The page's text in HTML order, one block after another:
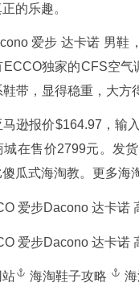
的乐趣。
爱步 达卡诺 男鞋
ECCO独家的CFS空
带，显得稳重，大方
马逊报价$164.97，输
城在售价2799元。发
瓜式海淘教。更多海
站 海淘鞋子攻略